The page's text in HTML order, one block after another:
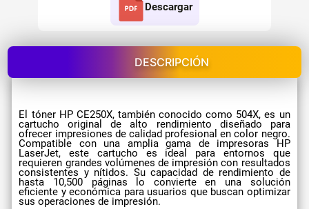
Descargar
DESCRIPCIÓN
El tóner HP CE250X, también conocido como 504X, es un
cartucho original de alto rendimiento diseñado para
ofrecer impresiones de calidad profesional en color negro.
Compatible con una amplia gama de impresoras HP
LaserJet, este cartucho es ideal para entornos que
requieren grandes volúmenes de impresión con resultados
consistentes y nítidos. Su capacidad de rendimiento de
hasta 10,500 páginas lo convierte en una solución
eficiente y económica para usuarios que buscan optimizar
sus operaciones de impresión.